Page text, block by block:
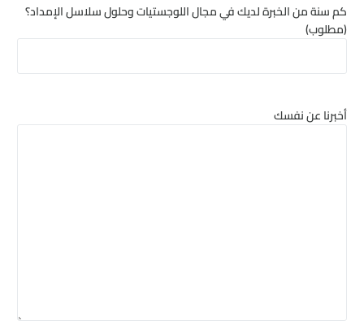
كم سنة من الخبرة لديك في مجال اللوجستيات وحلول سلاسل الإمداد؟
(مطلوب)
أخبرنا عن نفسك